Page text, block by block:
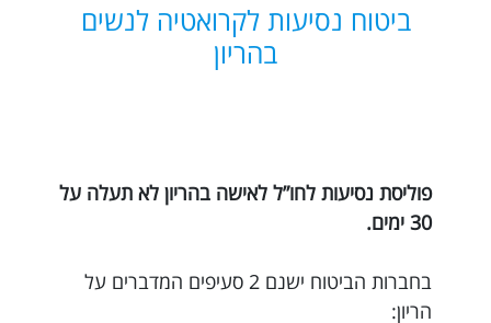
ביטוח נסיעות לקרואטיה לנשים
בהריון
פוליסת נסיעות לחו”ל לאישה בהריון לא תעלה על
30 ימים.
בחברות הביטוח ישנם 2 סעיפים המדברים על
הריון: